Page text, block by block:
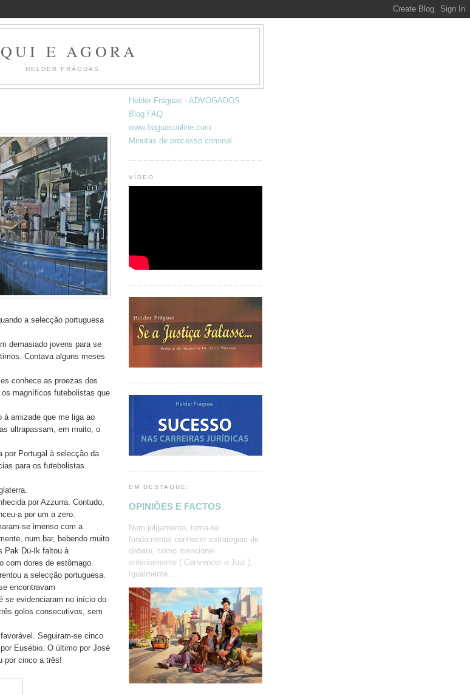
E AGORA
HELDER FRÁGUAS
a selecção portuguesa
demasiado jovens para se
Contava alguns meses
conhece as proezas dos
magníficos futebolistas que
à amizade que me liga ao
ultrapassam, em muito, o
por Portugal à selecção da
para os futebolistas
por Azzurra. Contudo,
a por um a zero.
se imenso com a
num bar, bebendo muito
Pak Du-Ik faltou à
com dores de estômago.
a selecção portuguesa.
encontravam
se evidenciaram no início do
golos consecutivos, sem
Seguiram-se cinco
Eusébio. O último por José
por cinco a três!
Helder Fráguas - ADVOGADOS
Blog FAQ
www.fraguasonline.com
Minutas de processo criminal
VÍDEO
EM DESTAQUE:
OPINIÕES E FACTOS
Num julgamento, torna-se
fundamental conhecer estratégias de
debate, como mencionei
anteriormente ( Convencer o Juiz ).
Igualmente ...